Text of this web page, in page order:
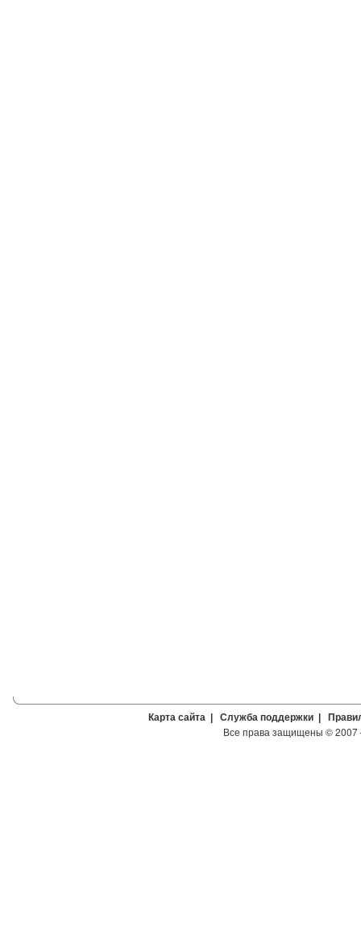
Карта сайта | Служба поддержки |
Все права защищены ©2007